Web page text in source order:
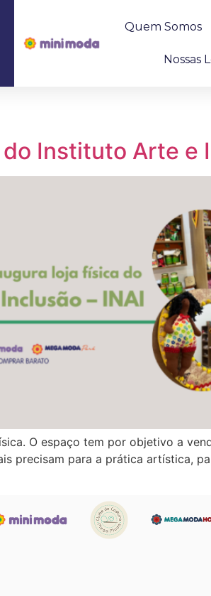
Quem Somos
Nossas
Instituto Arte e
O espaço tem por objetivo a
precisam para a prática artística,